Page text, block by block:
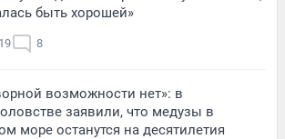
быть хорошей»
8
возможности нет»: в
заявили, что медузы в
море останутся на десятилетия